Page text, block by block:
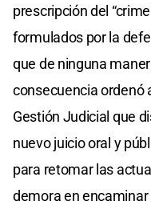
prescripción del
formulados por la
que de ninguna
consecuencia ordenó
Gestión Judicial que
nuevo juicio oral y
para retomar las
demora en encaminar